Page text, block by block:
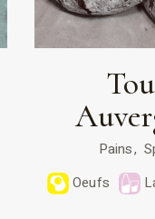
Pains
Oeufs